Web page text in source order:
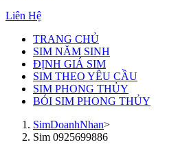
Liên Hệ
TRANG CHỦ
SIM NĂM SINH
ĐỊNH GIÁ SIM
SIM THEO YÊU CẦU
SIM PHONG THỦY
BÓI SIM PHONG THỦY
SimDoanhNhan>
Sim 0925699886